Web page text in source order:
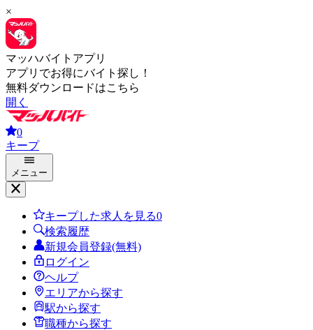
×
マッハバイトアプリ
アプリでお得にバイト探し！
無料ダウンロードはこちら
開く
0
キープ
メニュー
キープした求人を見る0
検索履歴
新規会員登録(無料)
ログイン
ヘルプ
エリアから探す
駅から探す
職種から探す